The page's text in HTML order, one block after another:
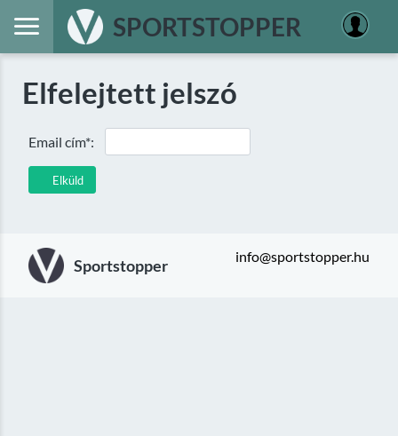
SPORTSTOPPER
Elfelejtett jelszó
Elküld
Email cím*:
Sportstopper info@sportstopper.hu